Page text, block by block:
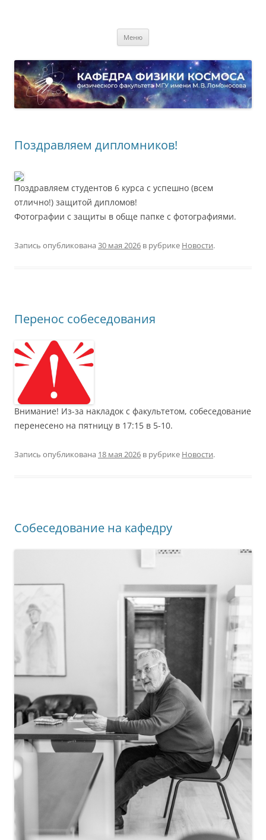
Меню
Поздравляем дипломников!
Поздравляем студентов 6 курса с успешно (всем
отлично!) защитой дипломов!
Фотографии с защиты в обще папке с фотографиями.
Запись опубликована 30 мая 2026 в рубрике Новости.
Перенос собеседования
Внимание! Из-за накладок с факультетом, собеседование
перенесено на пятницу в 17:15 в 5-10.
Запись опубликована 18 мая 2026 в рубрике Новости.
Собеседование на кафедру